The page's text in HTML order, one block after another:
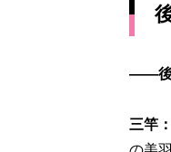
――後
三竿：